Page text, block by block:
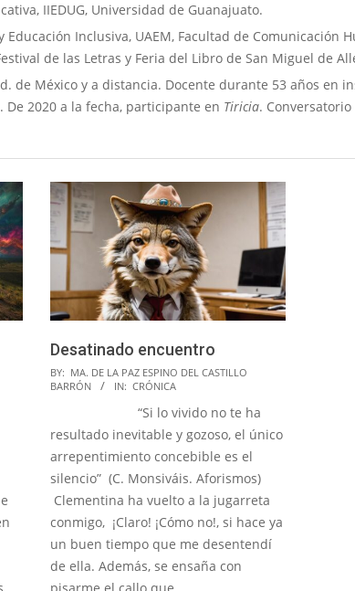
IIEDUG, Universidad de Guanajuato.
Inclusiva, UAEM, Facultad de Comunicación
de las Letras y Feria del Libro de San Miguel de
de México y a distancia. Docente durante 53 años en
De 2020 a la fecha, participante en Tiricia.
Desatinado encuentro
2024-
12-
BY: MA. DE LA PAZ ESPINO DEL CASTILLO
BARRÓN
IN: CRÓNICA
“Si lo vivido no te ha
resultado inevitable y gozoso, el único
arrepentimiento concebible es el
silencio” (C. Monsiváis. Aforismos)
Clementina ha vuelto a la jugarreta
conmigo, ¡Claro! ¡Cómo no!, si hace ya
un buen tiempo que me desentendí
de ella. Además, se ensaña con